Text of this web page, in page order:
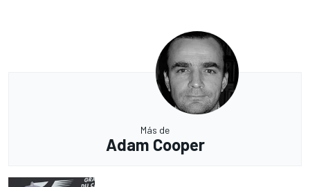
Más de
Adam Cooper